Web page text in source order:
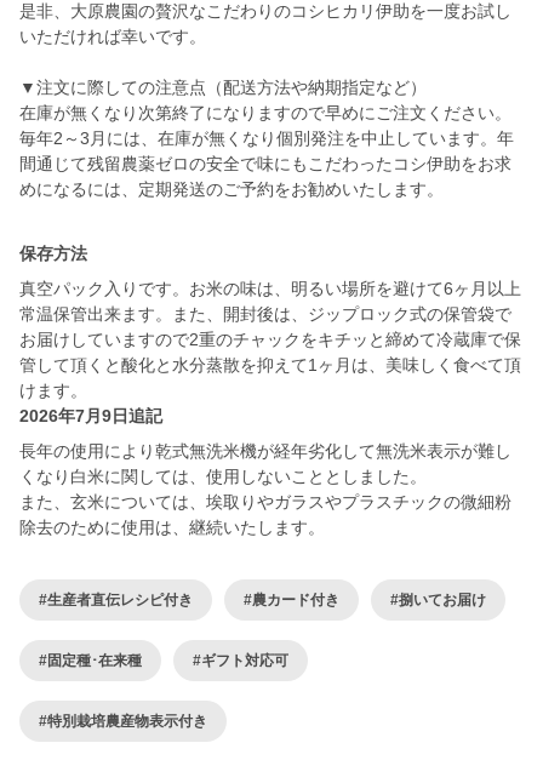
是非、大原農園の贅沢なこだわりのコシヒカリ伊助を一度お試し
いただければ幸いです。
▼注文に際しての注意点（配送方法や納期指定など）
在庫が無くなり次第終了になりますので早めにご注文ください。
毎年2～3月には、在庫が無くなり個別発注を中止しています。年
間通じて残留農薬ゼロの安全で味にもこだわったコシ伊助をお求
めになるには、定期発送のご予約をお勧めいたします。
保存方法
真空パック入りです。お米の味は、明るい場所を避けて6ヶ月以上
常温保管出来ます。また、開封後は、ジップロック式の保管袋で
お届けしていますので2重のチャックをキチッと締めて冷蔵庫で保
管して頂くと酸化と水分蒸散を抑えて1ヶ月は、美味しく食べて頂
けます。
2026年7月9日追記
長年の使用により乾式無洗米機が経年劣化して無洗米表示が難し
くなり白米に関しては、使用しないこととしました。
また、玄米については、埃取りやガラスやプラスチックの微細粉
除去のために使用は、継続いたします。
#生産者直伝レシピ付き #農カード付き #捌いてお届け
#固定種･在来種 #ギフト対応可
#特別栽培農産物表示付き